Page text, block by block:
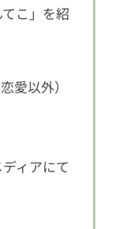
こ」を紹
愛以外）
ィアにて